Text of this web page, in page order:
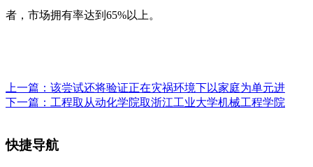
者，市场拥有率达到65%以上。
上一篇： 该尝试还将验证正在灾祸环境下以家庭为单元进
下一篇： 工程取从动化学院取浙江工业大学机械工程学院
快捷导航